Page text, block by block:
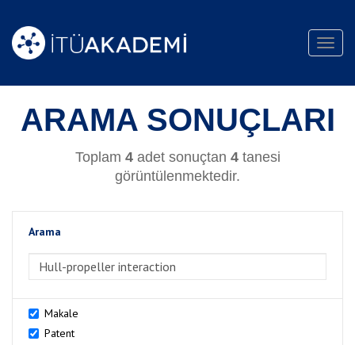
ARAMA SONUÇLARI
Toplam 4adet sonuçtan 4tanesi
görüntülenmektedir.
Arama
Makale
Patent